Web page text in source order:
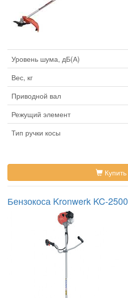
Уровень шума, дБ(А)
Вес, кг
Приводной вал
Режущий элемент
Тип ручки косы
Купить
Бензокоса Kronwerk KC-2500